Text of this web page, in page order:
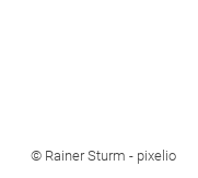
© Rainer Sturm - pixelio